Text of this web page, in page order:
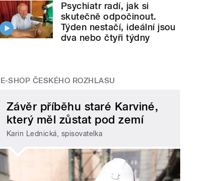
Psychiatr radí, jak si
skutečně odpočinout.
Týden nestačí, ideální jsou
dva nebo čtyři týdny
E-SHOP ČESKÉHO ROZHLASU
Závěr příběhu staré Karviné,
který měl zůstat pod zemí
Karin Lednická, spisovatelka